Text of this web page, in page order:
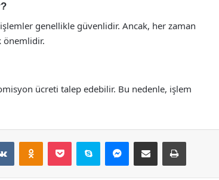
genellikle güvenlidir. Ancak, her zaman
önemlidir.
ücreti talep edebilir. Bu nedenle, işlem
VKontakteOdnoklassniki
Pocket Skype Messenger
E-Posta ile paylaş Yazdır